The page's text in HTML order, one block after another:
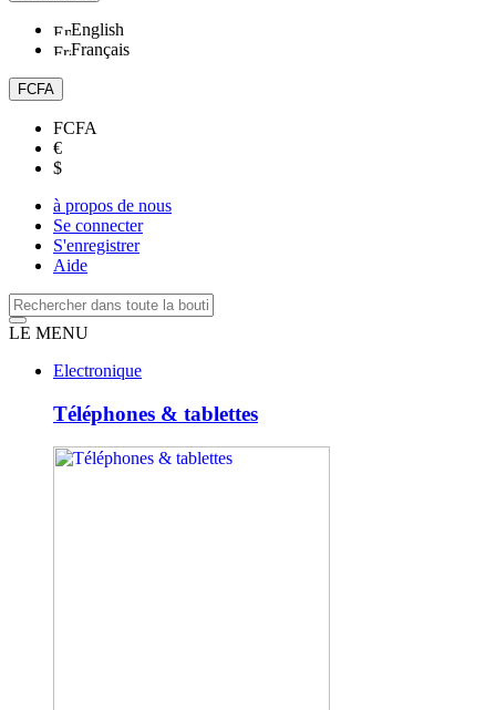
English
Français
FCFA
FCFA
€
$
à propos de nous
Se connecter
S'enregistrer
Aide
LE MENU
Electronique
Téléphones & tablettes